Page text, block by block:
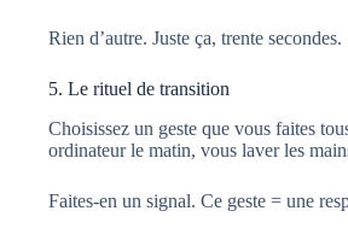
Rien d’autre. Juste ça, trente secondes.
5. Le rituel de transition
Choisissez un geste que vous faites
ordinateur le matin, vous laver les
Faites-en un signal. Ce geste = une